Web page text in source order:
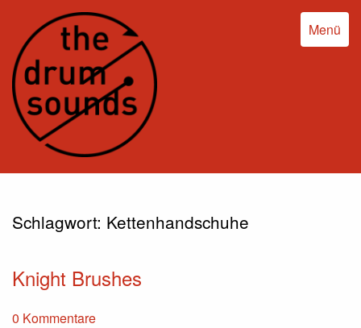
Menü
Schlagwort: Kettenhandschuhe
Knight Brushes
0 Kommentare